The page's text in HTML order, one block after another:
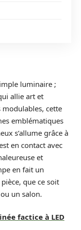
luminaire ;
allie art et
modulables, cette
emblématiques
s’allume grâce à
en contact avec
et
en fait un
que ce soit
un salon.
factice à LED